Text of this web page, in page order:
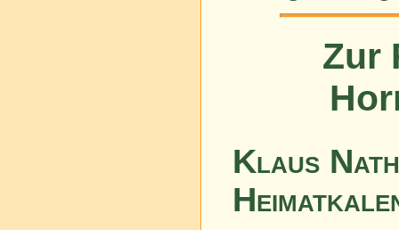
Zur
Klaus